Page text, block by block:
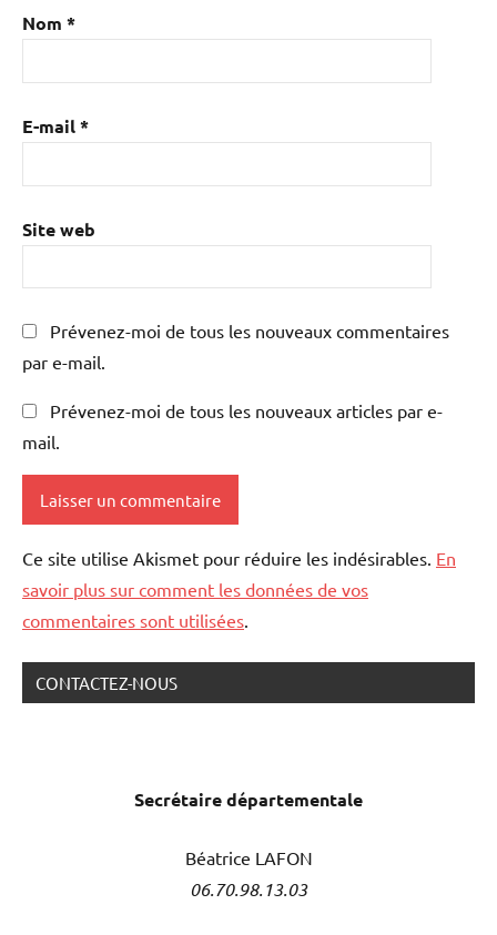
Nom *
E-mail*
Site web
Prévenez-moi de tous les nouveaux commentaires
par e-mail.
Prévenez-moi de tous les nouveaux articles par e-
mail.
Ce site utilise Akismet pour réduire les indésirables. En
savoir plus sur comment les données de vos
commentaires sont utilisées.
CONTACTEZ-NOUS
Secrétairedépartementale
Béatrice LAFON
06.70.98.13.03